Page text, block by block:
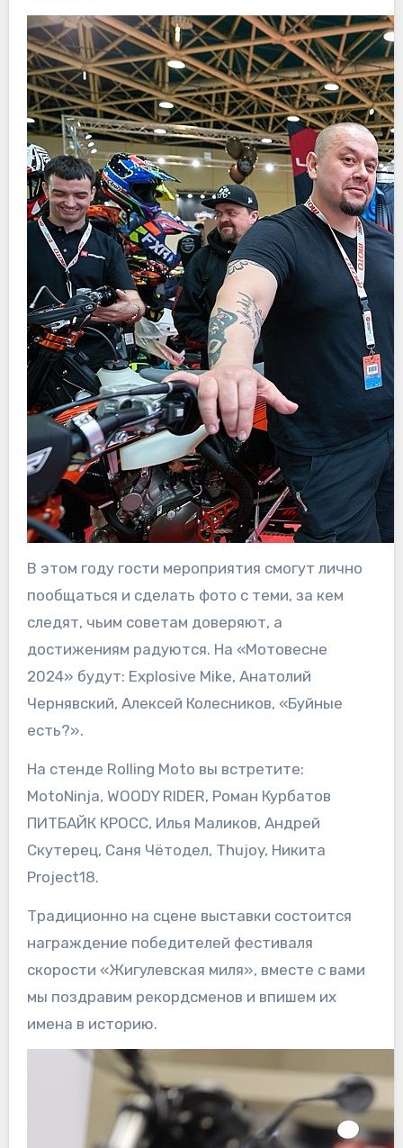
В этом году гости мероприятия смогут лично
пообщаться и сделать фото с теми, за кем
следят, чьим советам доверяют, а
достижениям радуются. На «Мотовесне
2024» будут: Explosive Mike, Анатолий
Чернявский, Алексей Колесников, «Буйные
есть?».
На стенде Rolling Moto вы встретите:
MotoNinja, WOODY RIDER, Роман Курбатов
ПИТБАЙК КРОСС, Илья Маликов, Андрей
Скутерец, Саня Чётодел, Thujoy, Никита
Project18.
Традиционно на сцене выставки состоится
награждение победителей фестиваля
скорости «Жигулевская миля», вместе с вами
мы поздравим рекордсменов и впишем их
имена в историю.